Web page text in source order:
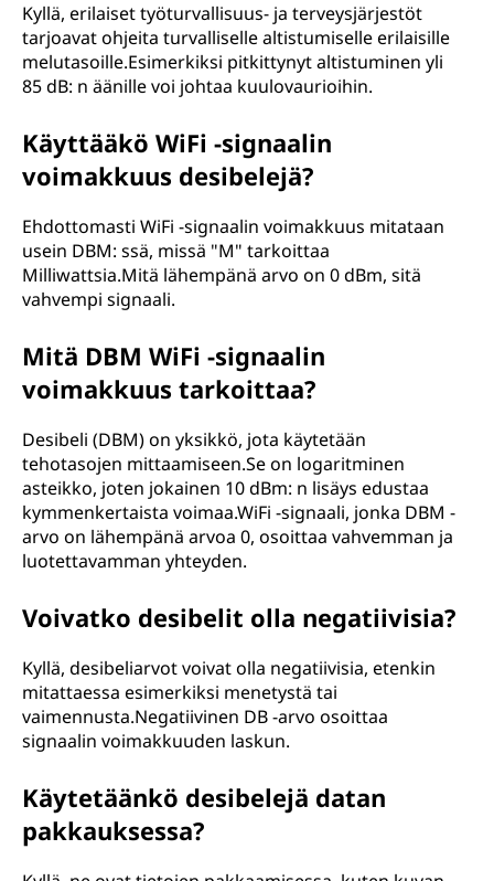
Kyllä, erilaiset työturvallisuus- ja terveysjärjestöt
tarjoavat ohjeita turvalliselle altistumiselle erilaisille
melutasoille.Esimerkiksi pitkittynyt altistuminen yli
85 dB: n äänille voi johtaa kuulovaurioihin.
Käyttääkö WiFi -signaalin
voimakkuus desibelejä?
Ehdottomasti WiFi -signaalin voimakkuus mitataan
usein DBM: ssä, missä "M" tarkoittaa
Milliwattsia.Mitä lähempänä arvo on 0 dBm, sitä
vahvempi signaali.
Mitä DBM WiFi -signaalin
voimakkuus tarkoittaa?
Desibeli (DBM) on yksikkö, jota käytetään
tehotasojen mittaamiseen.Se on logaritminen
asteikko, joten jokainen 10 dBm: n lisäys edustaa
kymmenkertaista voimaa.WiFi -signaali, jonka DBM -
arvo on lähempänä arvoa 0, osoittaa vahvemman ja
luotettavamman yhteyden.
Voivatko desibelit olla negatiivisia?
Kyllä, desibeliarvot voivat olla negatiivisia, etenkin
mitattaessa esimerkiksi menetystä tai
vaimennusta.Negatiivinen DB -arvo osoittaa
signaalin voimakkuuden laskun.
Käytetäänkö desibelejä datan
pakkauksessa?